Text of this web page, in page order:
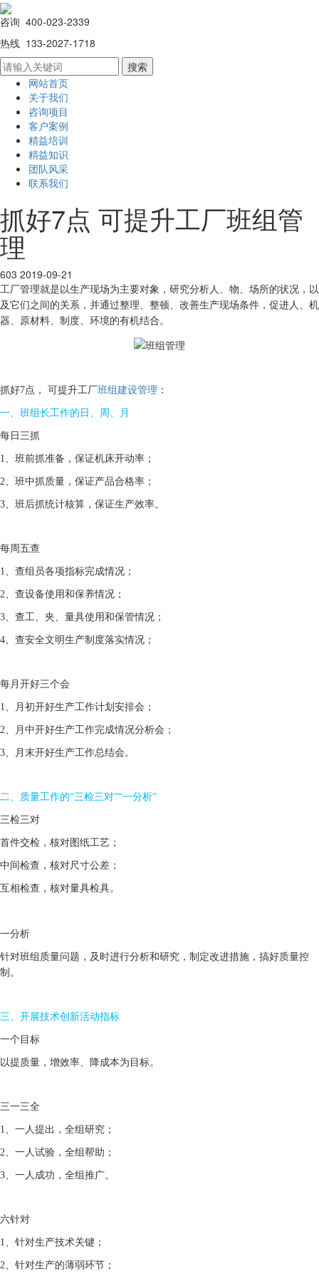
咨询 400-023-2339
热线 133-2027-1718
网站首页
关于我们
咨询项目
客户案例
精益培训
精益知识
团队风采
联系我们
抓好7点 可提升工厂班组管
理
603 2019-09-21
工厂管理就是以生产现场为主要对象，研究分析人、物、场所的状况，以
及它们之间的关系，并通过整理、整顿、改善生产现场条件，促进人、机
器、原材料、制度、环境的有机结合。
抓好7点， 可提升工厂班组建设管理 ：
一、班组长工作的日、周、月
每日三抓
1、班前抓准备，保证机床开动率；
2、班中抓质量，保证产品合格率；
3、班后抓统计核算，保证生产效率。
每周五查
1、查组员各项指标完成情况；
2、查设备使用和保养情况；
3、查工、夹、量具使用和保管情况；
4、查安全文明生产制度落实情况；
每月开好三个会
1、月初开好生产工作计划安排会；
2、月中开好生产工作完成情况分析会；
3、月末开好生产工作总结会。
二、质量工作的“三检三对”“一分析”
三检三对
首件交检，核对图纸工艺；
中间检查，核对尺寸公差；
互相检查，核对量具检具。
一分析
针对班组质量问题，及时进行分析和研究，制定改进措施，搞好质量控
制。
三、开展技术创新活动指标
一个目标
以提质量，增效率、降成本为目标。
三一三全
1、一人提出，全组研究；
2、一人试验，全组帮助；
3、一人成功，全组推广。
六针对
1、针对生产技术关键；
2、针对生产的薄弱环节；